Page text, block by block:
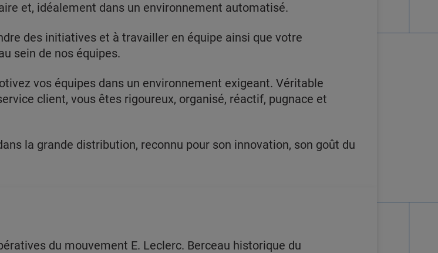
et, idéalement dans un environnement automatisé.
des initiatives et à travailler en équipe ainsi que votre
sein de nos équipes.
vos équipes dans un environnement exigeant. Véritable
client, vous êtes rigoureux, organisé, réactif, pugnace et
la grande distribution, reconnu pour son innovation, son goût du
du mouvement E. Leclerc. Berceau historique du